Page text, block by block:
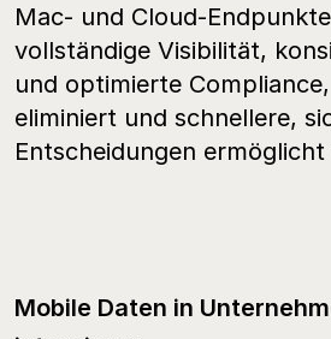
Mac- und Cloud-
vollständige Visibilität,
und optimierte
eliminiert und schnellere,
Entscheidungen
Mobile Daten in